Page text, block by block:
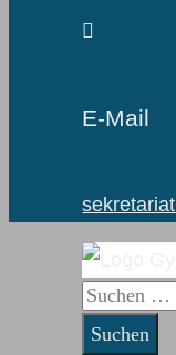
E-Mail
Suchen
nach: